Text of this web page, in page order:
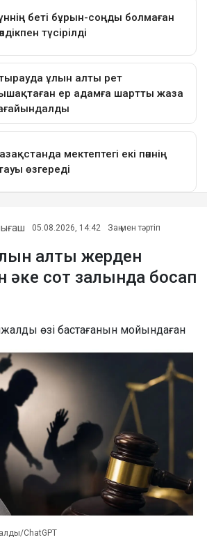
05.08.2026, 14:42 Заң мен тәртіп
алты жерден
әке сот залында босап
өзі бастағанын мойындаған
ChatGPT